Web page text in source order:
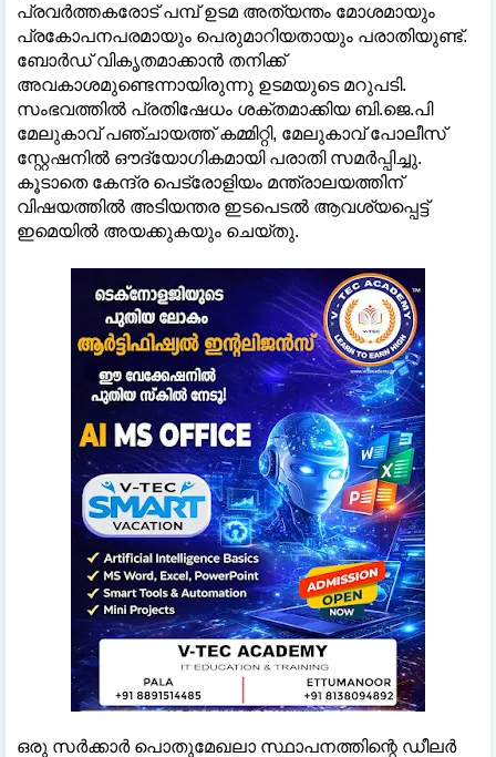
പ്രവർത്തകരോട് പമ്പ് ഉടമ അത്യന്തം മോശമായും
പ്രകോപനപരമായും പെരുമാറിയതായും പരാതിയുണ്ട്.
ബോർഡ് വികൃതമാക്കാൻ തനിക്ക്
അവകാശമുണ്ടെന്നായിരുന്നു ഉടമയുടെ മറുപടി.
സംഭവത്തിൽ പ്രതിഷേധം ശക്തമാക്കിയ ബി.ജെ.പി
മേലുകാവ് പഞ്ചായത്ത് കമ്മിറ്റി, മേലുകാവ് പോലീസ്
സ്റ്റേഷനിൽ ഔദ്യോഗികമായി പരാതി സമർപ്പിച്ചു.
കൂടാതെ കേന്ദ്ര പെട്രോളിയം മന്ത്രാലയത്തിന്
വിഷയത്തിൽ അടിയന്തര ഇടപെടൽ ആവശ്യപ്പെട്ട്
ഇമെയിൽ അയക്കുകയും ചെയ്തു.
ഒരു സർക്കാർ പൊതുമേഖലാ സ്ഥാപനത്തിന്റെ ഡീലർ